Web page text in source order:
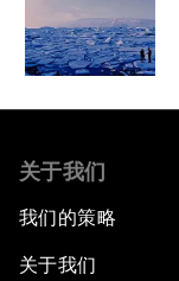
关于我们
我们的策略
关于我们